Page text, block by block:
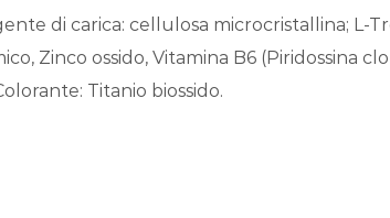
di carica: cellulosa microcristallina; L-
Zinco ossido, Vitamina B6 (Piridossina
Titanio biossido.